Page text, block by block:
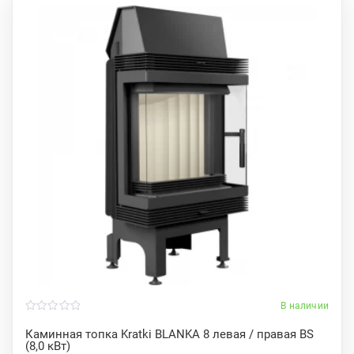
В наличии
Каминная топка Kratki BLANKA 8 левая / правая BS
(8,0 кВт)
o
u
t